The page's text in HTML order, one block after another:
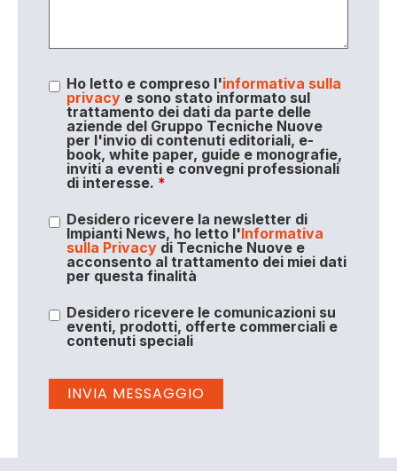
Ho letto e compreso l'informativa sulla
privacye sono stato informato sul
trattamento dei dati da parte delle
aziende del Gruppo Tecniche Nuove
per l'invio di contenuti editoriali, e-
book, white paper, guide e monografie,
inviti a eventi e convegni professionali
di interesse. *
Desidero ricevere la newsletter di
Impianti News, ho letto l'Informativa
sulla Privacydi Tecniche Nuove e
acconsento al trattamento dei miei dati
per questa finalità
Desidero ricevere le comunicazioni su
eventi, prodotti, offerte commerciali e
contenuti speciali